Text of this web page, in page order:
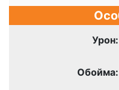
Урон:
Обойма: